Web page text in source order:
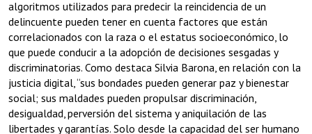
algoritmos utilizados para predecir la reincidencia de un
delincuente pueden tener en cuenta factores que están
correlacionados con la raza o el estatus socioeconómico, lo
que puede conducir a la adopción de decisiones sesgadas y
discriminatorias. Como destaca Silvia Barona, en relación con la
justicia digital, “sus bondades pueden generar paz y bienestar
social; sus maldades pueden propulsar discriminación,
desigualdad, perversión del sistema y aniquilación de las
libertades y garantías. Solo desde la capacidad del ser humano